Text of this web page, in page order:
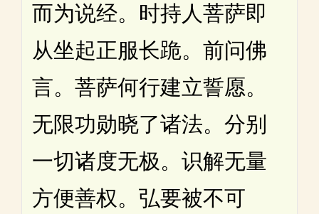
而为说经。时持人菩萨即
从坐起正服长跪。前问佛
言。菩萨何行建立誓愿。
无限功勋晓了诸法。分别
一切诸度无极。识解无量
方便善权。弘要被不可